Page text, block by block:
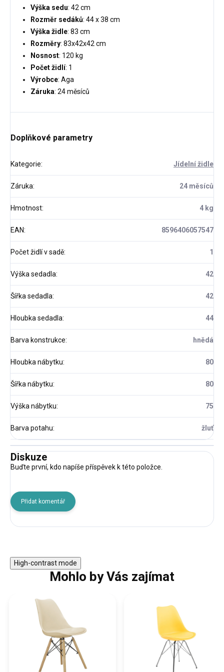
Výška sedu: 42 cm
Rozměr sedáků: 44 x 38 cm
Výška židle: 83 cm
Rozměry: 83x42x42 cm
Nosnost: 120 kg
Počet židlí: 1
Výrobce: Aga
Záruka: 24 měsíců
Doplňkové parametry
Kategorie: Jídelní židle
Záruka: 24 měsíců
Hmotnost: 4 kg
EAN: 8596406057547
Počet židlí v sadě: 1
Výška sedadla: 42
Šířka sedadla: 42
Hloubka sedadla: 44
Barva konstrukce: hnědá
Hloubka nábytku: 80
Šířka nábytku: 80
Výška nábytku: 75
Barva potahu: žluť
Diskuze
Buďte první, kdo napíše příspěvek k této položce.
Přidat komentář
High-contrast mode
Mohlo by Vás zajímat